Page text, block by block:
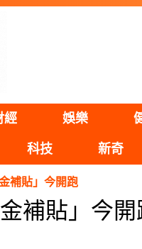
經 娛樂
科技 新奇
補貼」今開跑
補貼」今